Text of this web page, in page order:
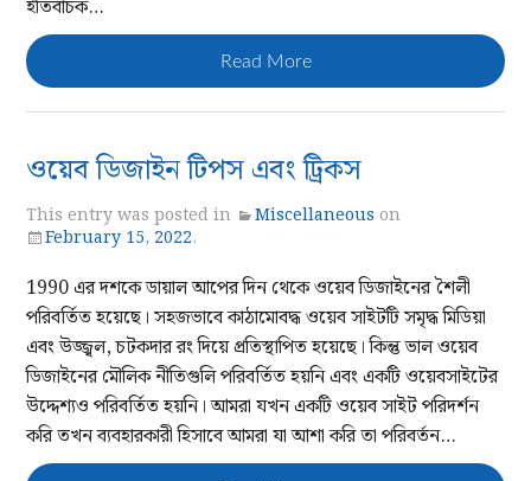
ইতিবাচক…
Read More
ওয়েব ডিজাইন টিপস এবং ট্রিকস
This entry was posted in Miscellaneous on
February 15, 2022.
1990 এর দশকে ডায়াল আপের দিন থেকে ওয়েব ডিজাইনের শৈলী
পরিবর্তিত হয়েছে। সহজভাবে কাঠামোবদ্ধ ওয়েব সাইটটি সমৃদ্ধ মিডিয়া
এবং উজ্জ্বল, চটকদার রং দিয়ে প্রতিস্থাপিত হয়েছে। কিন্তু ভাল ওয়েব
ডিজাইনের মৌলিক নীতিগুলি পরিবর্তিত হয়নি এবং একটি ওয়েবসাইটের
উদ্দেশ্যও পরিবর্তিত হয়নি। আমরা যখন একটি ওয়েব সাইট পরিদর্শন
করি তখন ব্যবহারকারী হিসাবে আমরা যা আশা করি তা পরিবর্তন…